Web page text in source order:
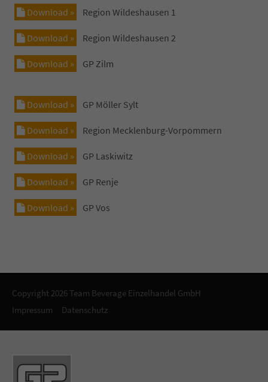
Download » Region Wildeshausen 1
Download » Region Wildeshausen 2
Download » GP Zilm
Download » GP Möller Sylt
Download » Region Mecklenburg-Vorpommern
Download » GP Laskiwitz
Download » GP Renje
Download » GP Vos
Copyright 2026 Team Beverage Einzelhandel GmbH
Impressum
Datenschutz